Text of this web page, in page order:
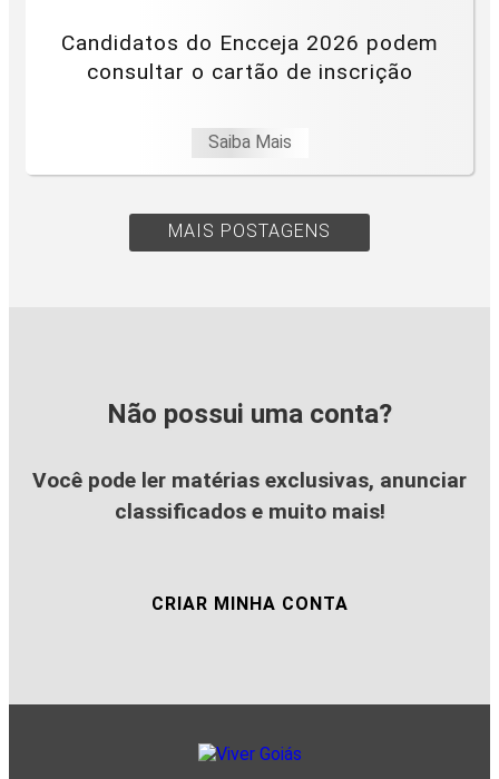
Candidatos do Encceja 2026 podem
consultar o cartão de inscrição
Saiba Mais
MAIS POSTAGENS
Não possui uma conta?
Você pode ler matérias exclusivas, anunciar
classificados e muito mais!
CRIAR MINHA CONTA